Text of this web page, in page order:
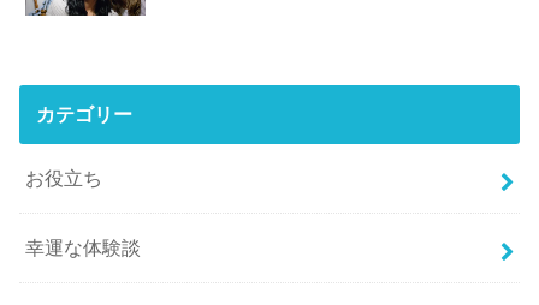
カテゴリー
お役立ち
幸運な体験談